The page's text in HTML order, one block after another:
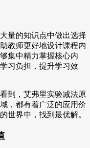
量的知识点中做出选择
教师更好地设计课程内
集中精力掌握核心内
习负担，提升学习效
到，艾弗里实验减法原
，都有着广泛的应用价
世界中，找到最优解。